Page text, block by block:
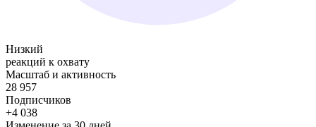
Низкий
реакций к охвату
Масштаб и активность
28 957
Подписчиков
+4 038